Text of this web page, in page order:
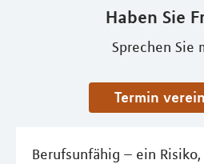
Haben Sie
Sprechen Sie
Termin
Berufsunfähig – ein